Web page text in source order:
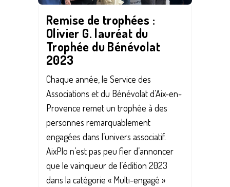
Remise de trophées :
Olivier G. lauréat du
Trophée du Bénévolat
2023
Chaque année, le Service des
Associations et du Bénévolat d’Aix-en-
Provence remet un trophée à des
personnes remarquablement
engagées dans l’univers associatif.
AixPlo n’est pas peu fier d’annoncer
que le vainqueur de l’édition 2023
dans la catégorie « Multi-engagé »